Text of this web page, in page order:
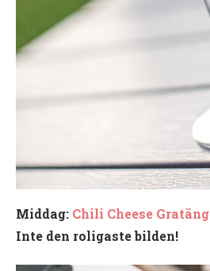
Middag: Chili Cheese Gratäng
Inte den roligaste bilden!